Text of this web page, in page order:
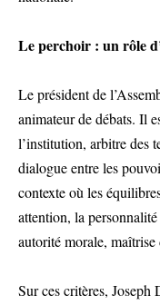
Le perchoir : un rôle
Le président de
animateur de débats. Il
l’institution, arbitre des
dialogue entre les
contexte où les
attention, la
autorité morale, maîtrise
Sur ces critères, Joseph